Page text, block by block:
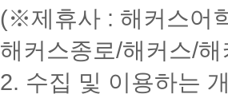
간
내
에
화
드
(※제휴사 : 해커스어
해커스종로/해커스/해
2. 수집 및 이용하는